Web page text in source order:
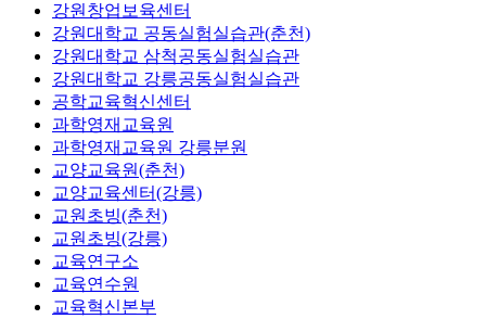
강원창업보육센터
강원대학교 공동실험실습관(춘천)
강원대학교 삼척공동실험실습관
강원대학교 강릉공동실험실습관
공학교육혁신센터
과학영재교육원
과학영재교육원 강릉분원
교양교육원(춘천)
교양교육센터(강릉)
교원초빙(춘천)
교원초빙(강릉)
교육연구소
교육연수원
교육혁신본부